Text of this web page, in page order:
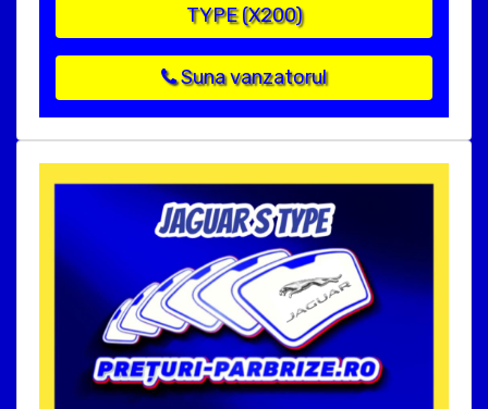
TYPE (X200)
Suna vanzatorul